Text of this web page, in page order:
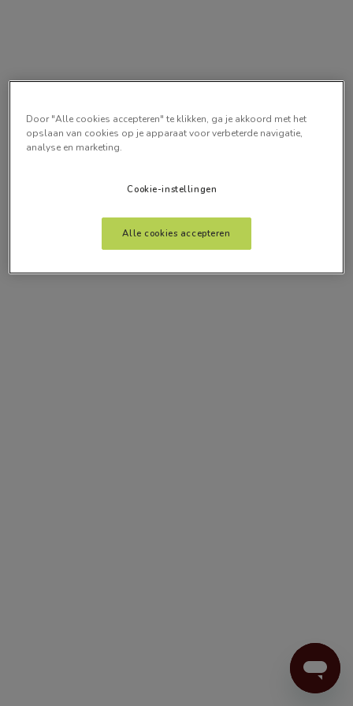
Door "Alle cookies accepteren" te klikken, ga je akkoord met het
opslaan van cookies op je apparaat voor verbeterde navigatie,
analyse en marketing.
Cookie-instellingen
Alle cookies accepteren